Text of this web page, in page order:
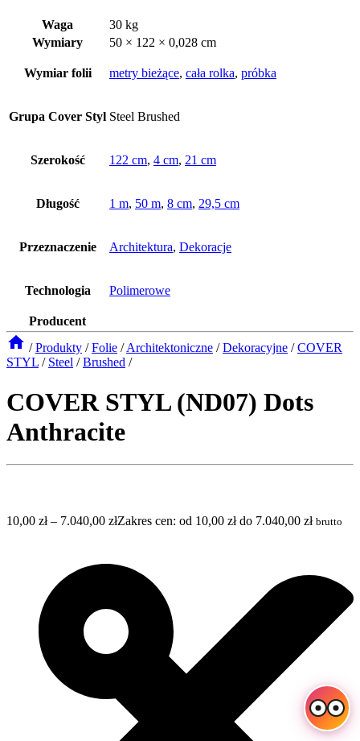
Waga
30 kg
Wymiary
50 × 122 × 0,028 cm
Wymiar folii metry bieżące, cała rolka, próbka
Grupa Cover Styl Steel Brushed
Szerokość 122 cm, 4 cm, 21 cm
Długość 1 m, 50 m, 8 cm, 29,5 cm
Przeznaczenie Architektura, Dekoracje
Technologia Polimerowe
Producent
/ Produkty / Folie /Architektoniczne / Dekoracyjne / COVER
STYL / Steel / Brushed /
COVER STYL (ND07) Dots
Anthracite
10,00 zł – 7.040,00 złZakres cen: od 10,00 zł do 7.040,00 zł brutto